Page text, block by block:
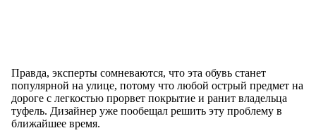
Правда, эксперты сомневаются, что эта обувь станет
популярной на улице, потому что любой острый предмет на
дороге с легкостью прорвет покрытие и ранит владельца
туфель. Дизайнер уже пообещал решить эту проблему в
ближайшее время.